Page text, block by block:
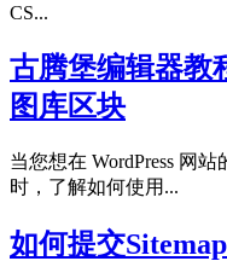
CS...
古腾堡编辑器教
图库区块
当您想在 WordPress 网
时，了解如何使用...
如何提交